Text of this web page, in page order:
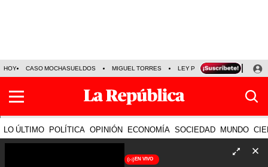
HOY CASO MOCHASUELDOS MIGUEL TORRES LEY PULPÍN PRECIO DEL
LO ÚLTIMO POLÍTICA OPINIÓN ECONOMÍA SOCIEDAD MUNDO
EN VIVO